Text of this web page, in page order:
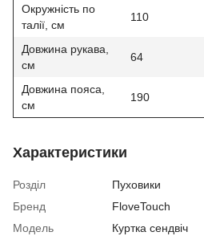
Окружність по
талії, см
110
Довжина рукава,
см
64
Довжина пояса,
см
190
Характеристики
Розділ
Пуховики
Бренд
FloveTouch
Модель
Куртка сендвіч